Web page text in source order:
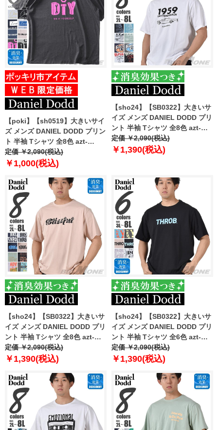
【poki】【sh0519】大きいサイ
ズ メンズ DANIEL DODD プリン
ト 半袖 Tシャツ 全8色 azt-
2202pt5
定価 ￥2,090(税込)
￥1,000(税込)
【sho24】【SB0322】大きいサ
イズ メンズ DANIEL DODD プリ
ント 半袖 Tシャツ 全8色 azt-
2402pt1
定価 ￥2,090(税込)
￥1,390(税込)
【sho24】【SB0322】大きいサ
イズ メンズ DANIEL DODD プリ
ント 半袖 Tシャツ 全8色 azt-
2402pt2
定価 ￥2,090(税込)
￥1,390(税込)
【sho24】【SB0322】大きいサ
イズ メンズ DANIEL DODD プリ
ント 半袖 Tシャツ 全6色 azt-
2402pt3
定価 ￥2,090(税込)
￥1,390(税込)